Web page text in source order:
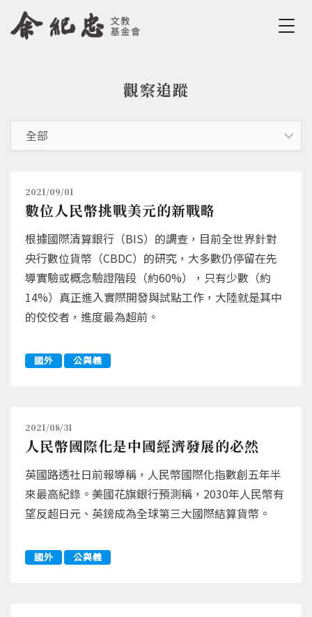
Jump to Navigation
Jump to Main content
觀察追蹤
2021/09/01
數位人民幣挑戰美元的新戰略
根據國際清算銀行（BIS）的調查，目前全世界針對
央行數位貨幣（CBDC）的研究，大多數仍停留在先
導實驗或概念驗證階段（約60%），只有少數（約
14%）真正進入實際開發與試點工作，大陸就是其中
的佼佼者，進度最為超前。
國外 公與義
2021/08/31
人民幣國際化是中國經濟發展的必然
英國路透社日前報導稱，人民幣國際化指數創五年半
來最高紀錄。美國花旗銀行預測稱，2030年人民幣有
望反超日元、英鎊成為全球第三大國際結算貨幣。
國外 公與義